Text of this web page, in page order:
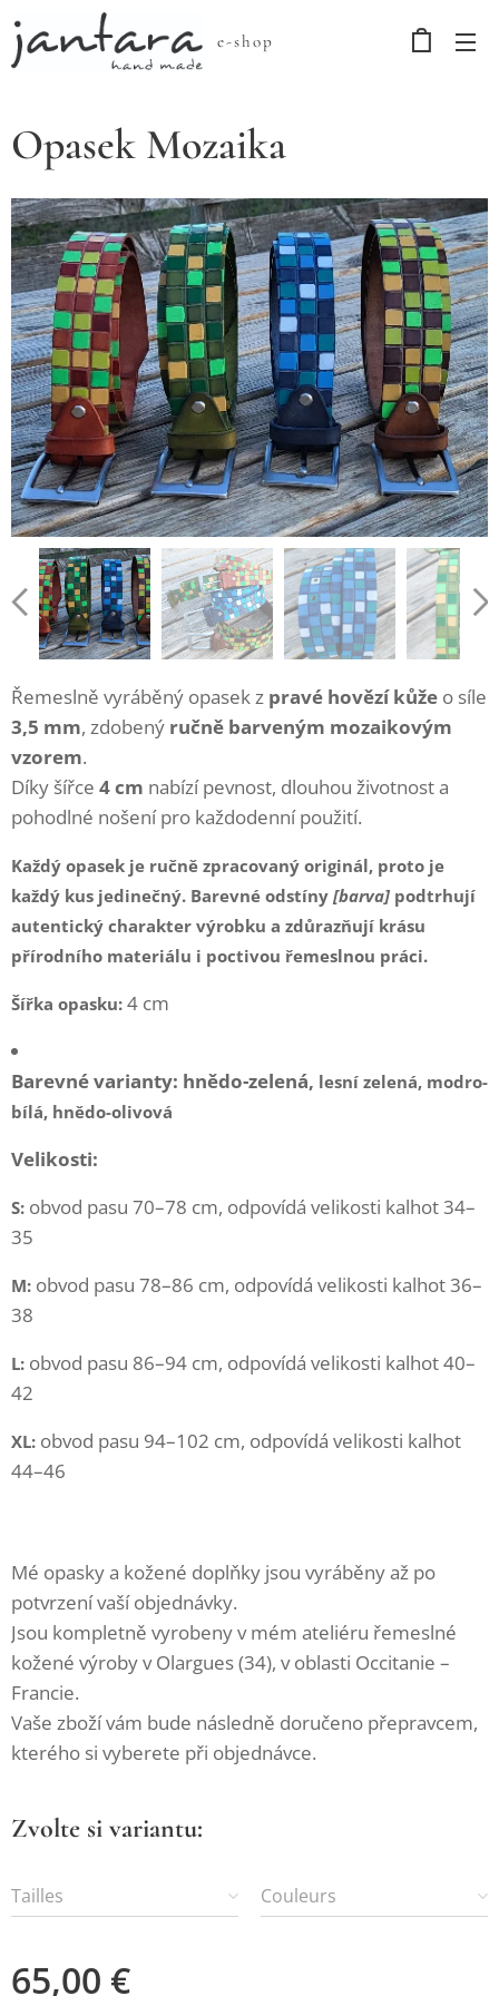
e-shop
Opasek Mozaika
Řemeslně vyráběný opasek z pravé hovězí kůže o síle
3,5 mm, zdobený ručně barveným mozaikovým
vzorem.
Díky šířce 4 cm nabízí pevnost, dlouhou životnost a
pohodlné nošení pro každodenní použití.
Každý opasek je ručně zpracovaný originál, proto je
každý kus jedinečný. Barevné odstíny [barva] podtrhují
autentický charakter výrobku a zdůrazňují krásu
přírodního materiálu i poctivou řemeslnou práci.
Šířka opasku: 4 cm
Barevné varianty: hnědo-zelená, lesní zelená, modro-
bílá, hnědo-olivová
Velikosti:
S: obvod pasu 70–78 cm, odpovídá velikosti kalhot 34–
35
M: obvod pasu 78–86 cm, odpovídá velikosti kalhot 36–
38
L: obvod pasu 86–94 cm, odpovídá velikosti kalhot 40–
42
XL: obvod pasu 94–102 cm, odpovídá velikosti kalhot
44–46
Mé opasky a kožené doplňky jsou vyráběny až po
potvrzení vaší objednávky.
Jsou kompletně vyrobeny v mém ateliéru řemeslné
kožené výroby v Olargues (34), v oblasti Occitanie –
Francie.
Vaše zboží vám bude následně doručeno přepravcem,
kterého si vyberete při objednávce.
Zvolte si variantu:
Tailles Couleurs
65,00 €